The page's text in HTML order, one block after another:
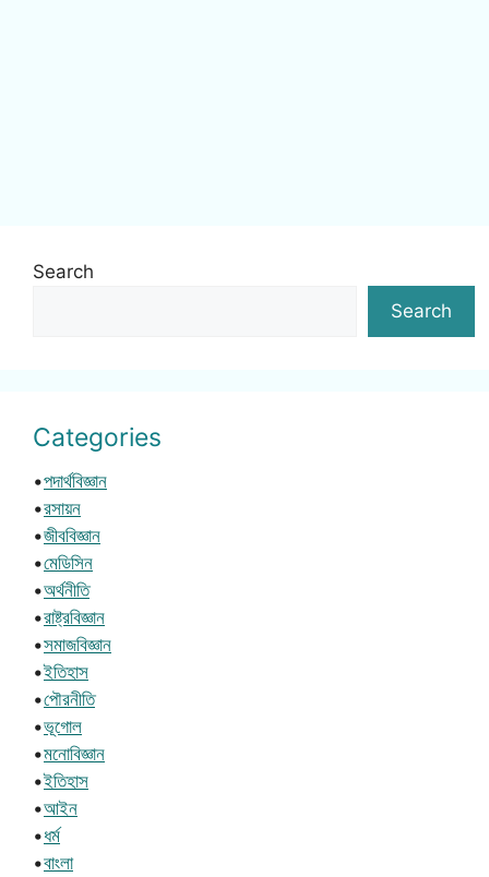
Search
Search
Categories
•পদার্থবিজ্ঞান
•রসায়ন
•জীববিজ্ঞান
•মেডিসিন
•অর্থনীতি
•রাষ্ট্রবিজ্ঞান
•সমাজবিজ্ঞান
•ইতিহাস
•পৌরনীতি
•ভূগোল
•মনোবিজ্ঞান
•ইতিহাস
•আইন
•ধর্ম
•বাংলা